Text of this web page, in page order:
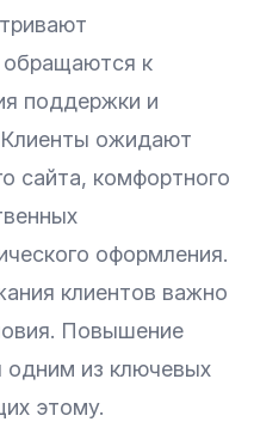
обращаются к
поддержки и
ожидают
сайта, комфортного
оформления.
клиентов важно
Повышение
одним из ключевых
этому.